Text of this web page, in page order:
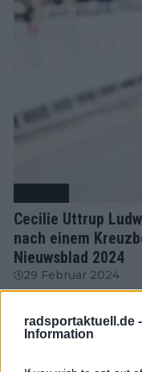
radsportaktuell.de -
Information
Cecilie Uttrup
nach einem
Nieuwsblad 2024
29 Februar 2024